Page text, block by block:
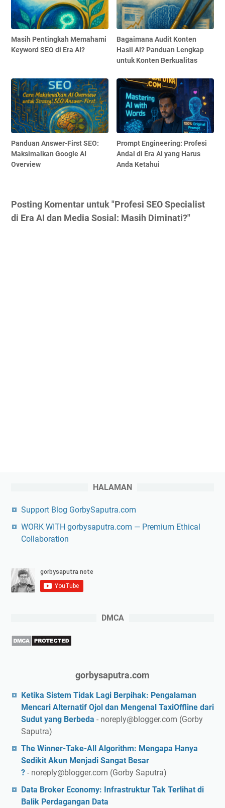
Masih Pentingkah Memahami
Keyword SEO di Era AI?
Bagaimana Audit Konten
Hasil AI? Panduan Lengkap
untuk Konten Berkualitas
Panduan Answer-First SEO:
Maksimalkan Google AI
Overview
Prompt Engineering: Profesi
Andal di Era AI yang Harus
Anda Ketahui
Posting Komentar untuk "Profesi SEO Specialist
di Era AI dan Media Sosial: Masih Diminati?"
HALAMAN
Support Blog GorbySaputra.com
WORK WITH gorbysaputra.com — Premium Ethical
Collaboration
DMCA
gorbysaputra.com
Ketika Sistem Tidak Lagi Berpihak: Pengalaman
Mencari Alternatif Ojol dan Mengenal TaxiOffline dari
Sudut yang Berbeda - noreply@blogger.com (Gorby
Saputra)
The Winner-Take-All Algorithm: Mengapa Hanya
Sedikit Akun Menjadi Sangat Besar
? - noreply@blogger.com (Gorby Saputra)
Data Broker Economy: Infrastruktur Tak Terlihat di
Balik Perdagangan Data